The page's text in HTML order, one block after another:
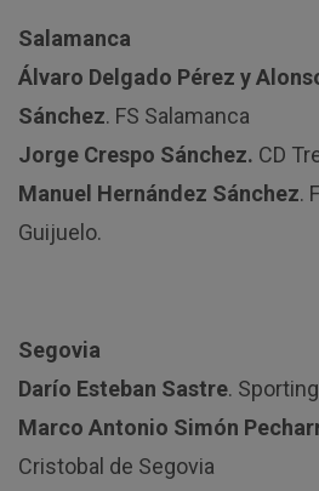
Salamanca
Álvaro Delgado Pérez y
Sánchez. FS Salamanca
Jorge Crespo Sánchez. CD
Manuel Hernández Sánchez.
Guijuelo.
Segovia
Darío Esteban Sastre.
Marco Antonio Simón
Cristobal de Segovia